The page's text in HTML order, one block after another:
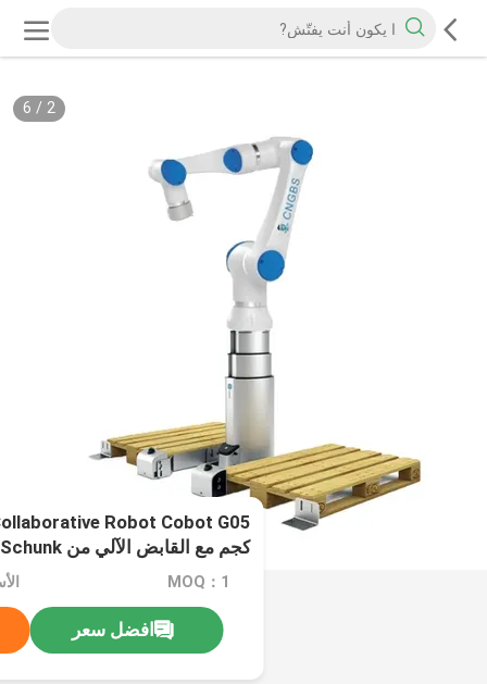
2
/
6
كجم مع القابض الآلي من Schunk للتعامل مع التجميع
MOQ：1
افضل سعر